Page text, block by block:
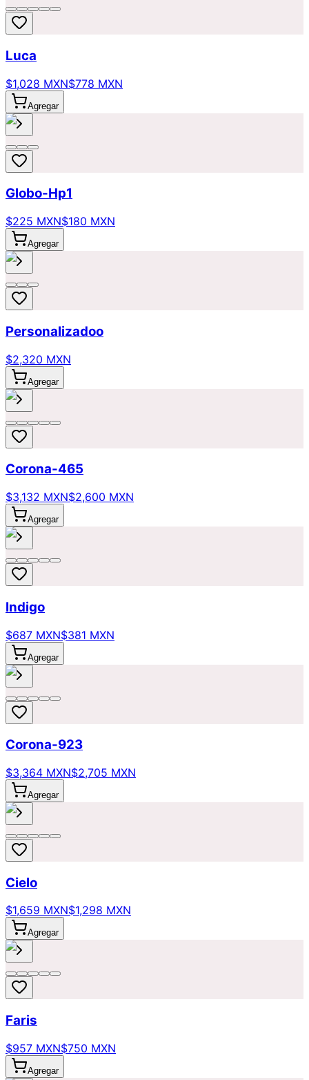
Luca
$1,028 MXN$778 MXN
Agregar
Globo-Hp1
$225 MXN$180 MXN
Agregar
Personalizadoo
$2,320 MXN
Agregar
Corona-465
$3,132 MXN$2,600 MXN
Agregar
Indigo
$687 MXN$381 MXN
Agregar
Corona-923
$3,364 MXN$2,705 MXN
Agregar
Cielo
$1,659 MXN$1,298 MXN
Agregar
Faris
$957 MXN$750 MXN
Agregar